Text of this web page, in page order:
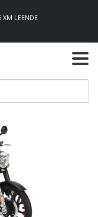
XM LEENDE